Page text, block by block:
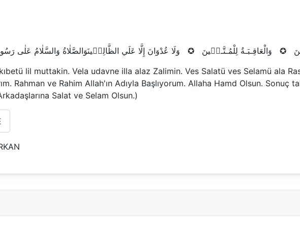
✪ وَالْعَاقِـبَـةُ لِلْمُـتَّـق۪ينَ ✪ وَلَا عُدْوَانَ إِلَّا عَلَي الظَّالِم۪ينَوَالصَّلٰاةُ وَالسَّلٰامُ
lil muttakin. Vela udavne illa alaz Zalimin. Ves Salatü ves Selamü ala
Rahman ve Rahim Allah'ın Adıyla Başlıyorum. Allaha Hamd Olsun.
Salat ve Selam Olsun.)